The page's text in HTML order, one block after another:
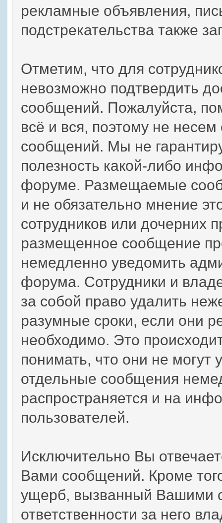
рекламные объявления,
подстрекательства также
Отметим, что для
невозможно подтвердить
сообщений. Пожалуйста,
всё и вся, поэтому не
сообщений. Мы не
полезность какой-либо
форуме. Размещаемые
и не обязательно мнение
сотрудников или дочерних
размещенное сообщение
немедленно уведомить
форума. Сотрудники и
за собой право удалить
разумные сроки, если они
необходимо. Это
понимать, что они не могут
отдельные сообщения
распространяется и на
пользователей.
Исключительно Вы
Вами сообщений. Кроме
ущерб, вызванный Вашими
ответственности за него